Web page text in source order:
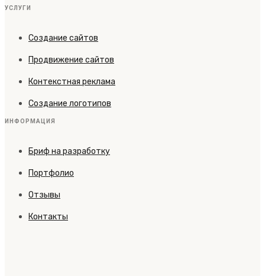
УСЛУГИ
Создание сайтов
Продвижение сайтов
Контекстная реклама
Создание логотипов
ИНФОРМАЦИЯ
Бриф на разработку
Портфолио
Отзывы
Контакты